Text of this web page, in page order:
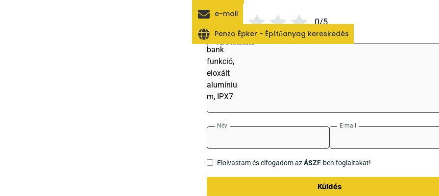
0/5
Az értékelésed
Név E-mail
Elolvastam és elfogadom azÁSZF-ben foglaltakat!
Küldés
e-mail
Penzo Épker - Építőanyag kereskedés